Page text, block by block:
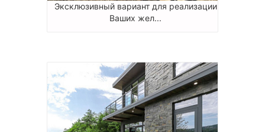
Эксклюзивный вариант для реализации
Ваших жел...